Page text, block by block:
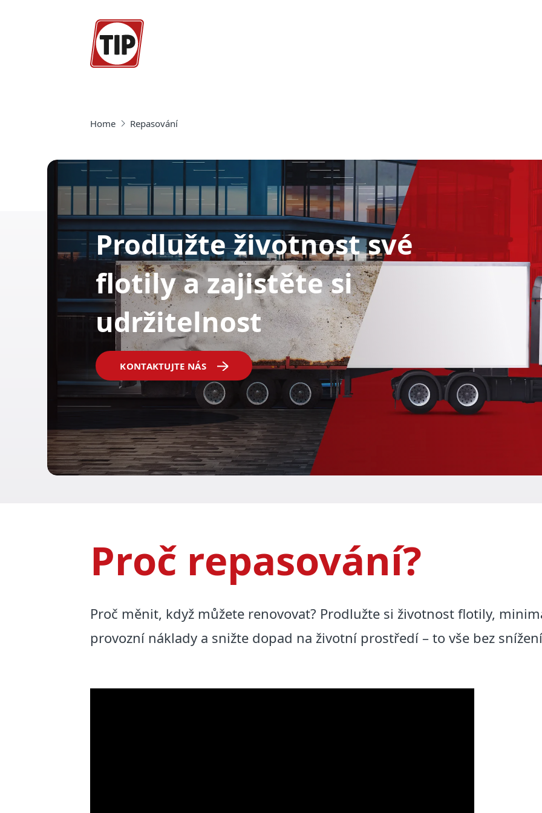
Home Repasování
Prodlužte životnost své
flotily a zajistěte si
udržitelnost
KONTAKTUJTE NÁS
Proč repasování?
Proč měnit, když můžete renovovat? Prodlužte si životnost flotily,
provozní náklady a snižte dopad na životní prostředí – to vše bez